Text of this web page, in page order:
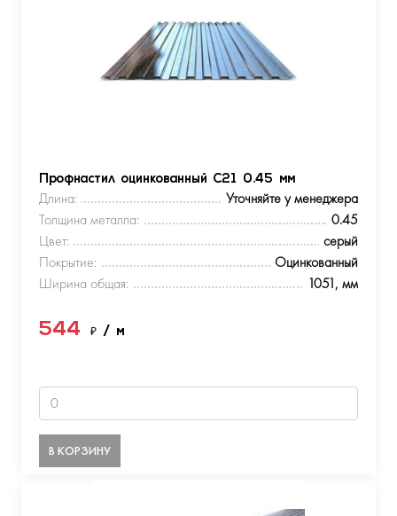
Профнастил оцинкованный С21 0.45 мм
Длина:
Уточняйте у менеджера
Толщина металла:
0.45
Цвет:
серый
Покрытие:
Оцинкованный
Ширина общая:
1051, мм
544 ₽ / м
В КОРЗИНУ